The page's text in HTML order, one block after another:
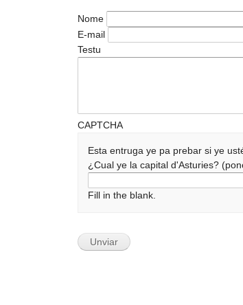
Nome
E-mail
Testu
CAPTCHA
Esta entruga ye pa prebar si ye
¿Cual ye la capital d'Asturies?
Fill in the blank.